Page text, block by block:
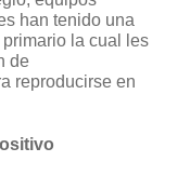
han tenido una
la cual les
de
reproducirse en